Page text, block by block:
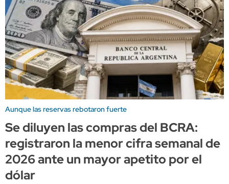
Aunque las reservas rebotaron fuerte
Se diluyen las compras del BCRA:
registraron la menor cifra semanal de
2026 ante un mayor apetito por el
dólar